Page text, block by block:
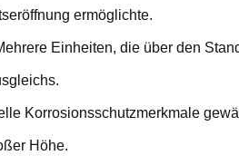
ermöglichte.
Einheiten, die über den
Korrosionsschutzmerkmale
Höhe.